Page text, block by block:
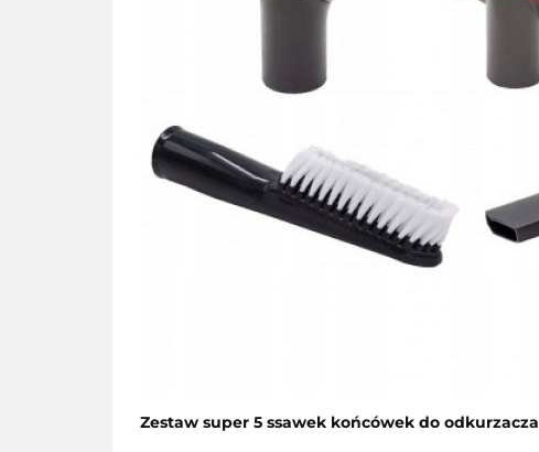
Zestaw super 5 ssawek końcówek do odkurzacza